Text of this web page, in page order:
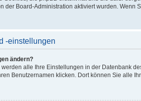
der Board-Administration aktiviert wurden.
-einstellungen
ändern?
alle Ihre Einstellungen in der Datenbank
Benutzernamen klicken. Dort können Sie alle